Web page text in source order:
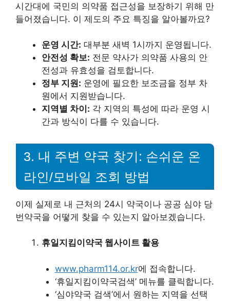
시간대에 국민의 의약품 접근성을 보장하기 위해 만
들어졌습니다. 이 제도의 주요 특징을 알아볼까요?
운영 시간: 대부분 새벽 1시까지 운영됩니다.
안전성 확보: 전문 약사가 의약품 사용의 안
전성과 유효성을 검토합니다.
정부 지원: 운영에 필요한 보조금을 정부 차
원에서 지원받습니다.
지역별 차이: 각 지역의 특성에 따라 운영 시
간과 방식이 다를 수 있습니다.
3. 내 주변 약국 찾기: 손쉬운 온
라인/모바일 조회 방법
이제 실제로 내 근처의 24시 약국이나 공공 심야 당
번약국을 어떻게 찾을 수 있는지 알아보겠습니다.
휴일지킴이약국 웹사이트 활용
www.pharm114.or.kr에 접속합니다.
‘휴일지킴이약국검색’ 메뉴를 클릭합니다.
‘심야약국 검색’에서 원하는 지역을 선택